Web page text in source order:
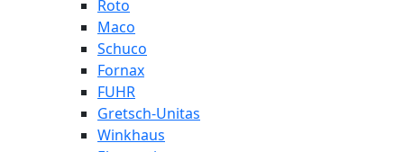
Roto
Maco
Schuco
Fornax
FUHR
Gretsch-Unitas
Winkhaus